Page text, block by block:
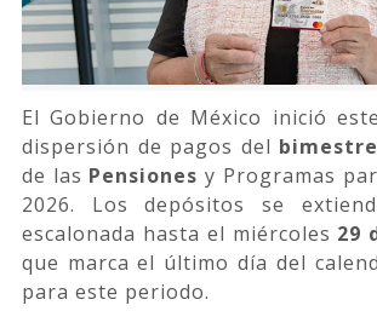
El Gobierno de México inició este
dispersión de pagos del
de las Pensiones y Programas
2026. Los depósitos se
escalonada hasta el miércoles 29
que marca el último día del
para este periodo.